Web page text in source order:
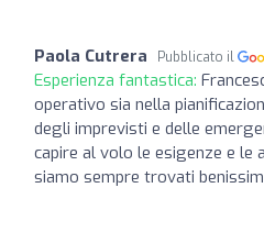
Paola Cutrera Pubblicato il
Esperienza fantastica:
operativo sia nella
degli imprevisti e delle
capire al volo le esigenze e le
siamo sempre trovati